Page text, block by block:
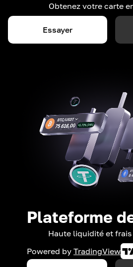
Obtenez votre carte
Essayer
Plateforme
Haute liquidité et frais
Powered by TradingView